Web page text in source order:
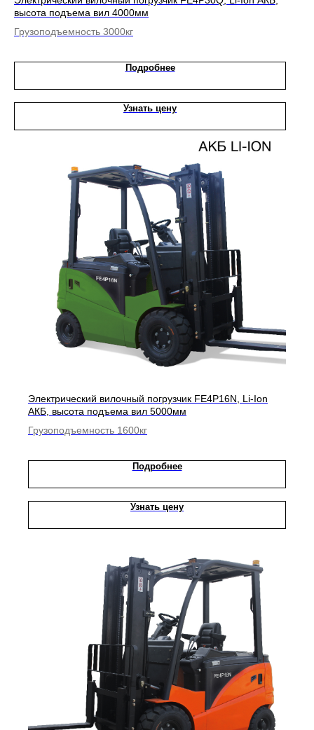
высота подъема вил 4000мм
Грузоподъемность 3000кг
Подробнее
Узнать цену
Электрический вилочный погрузчик FE4P16N, Li-Ion
АКБ, высота подъема вил 5000мм
Грузоподъемность 1600кг
Подробнее
Узнать цену